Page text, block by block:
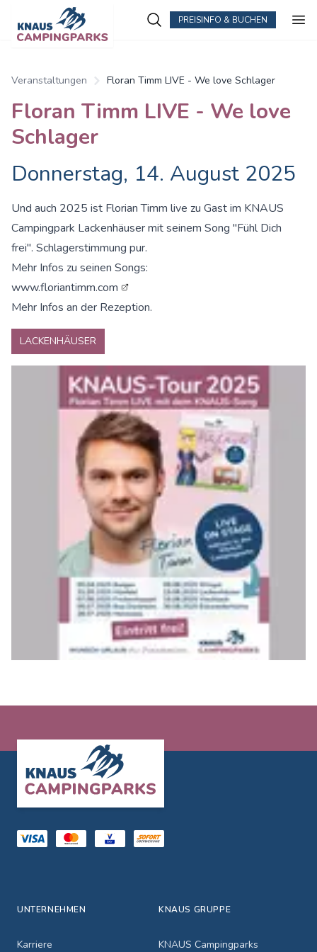
PREISINFO & BUCHEN
Veranstaltungen Floran Timm LIVE - We love Schlager
Floran Timm LIVE - We love
Schlager
Donnerstag, 14. August 2025
Und auch 2025 ist Florian Timm live zu Gast im KNAUS
Campingpark Lackenhäuser mit seinem Song "Fühl Dich
frei". Schlagerstimmung pur.
Mehr Infos zu seinen Songs:
www.floriantimm.com
Mehr Infos an der Rezeption.
LACKENHÄUSER
UNTERNEHMEN
Karriere
KNAUS GRUPPE
KNAUS Campingparks